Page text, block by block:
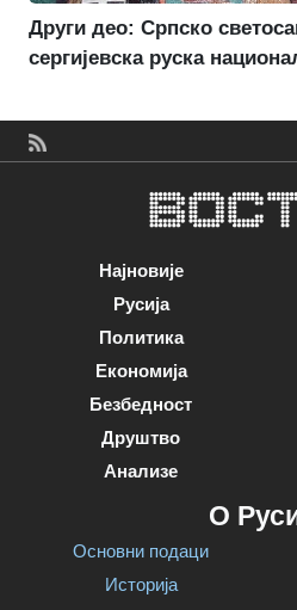
Други део: Српско
сергијевска руска
Најновије
Русија
Политика
Економија
Безбедност
Друштво
Анализе
О
Основни подаци
Историја